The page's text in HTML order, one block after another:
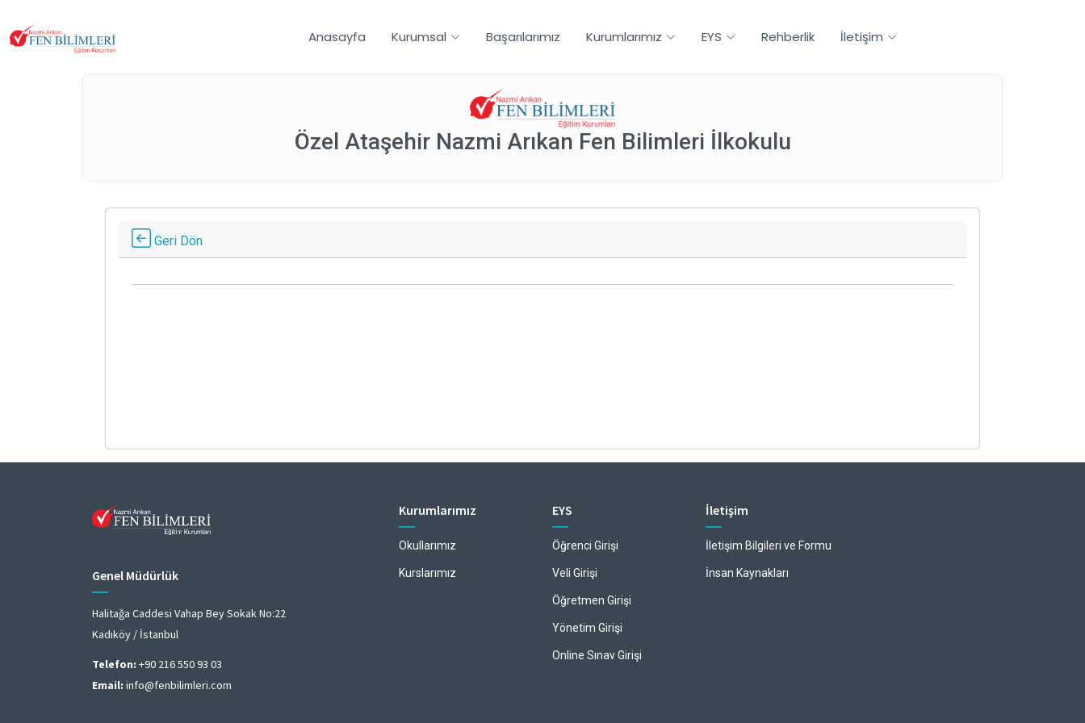
Anasayfa Kurumsal Başarılarımız Kurumlarımız EYS Rehberlik İletişim
Özel Ataşehir Nazmi Arıkan Fen Bilimleri İlkokulu
Geri Dön
Genel Müdürlük
Halitağa Caddesi Vahap Bey Sokak No:22
Kadıköy / İstanbul
Telefon: +90 216 550 93 03
Email: info@fenbilimleri.com
Kurumlarımız
Okullarımız
Kurslarımız
EYS
Öğrenci Girişi
Veli Girişi
Öğretmen Girişi
Yönetim Girişi
Online Sınav Girişi
İletişim
İletişim Bilgileri ve Formu
İnsan Kaynakları